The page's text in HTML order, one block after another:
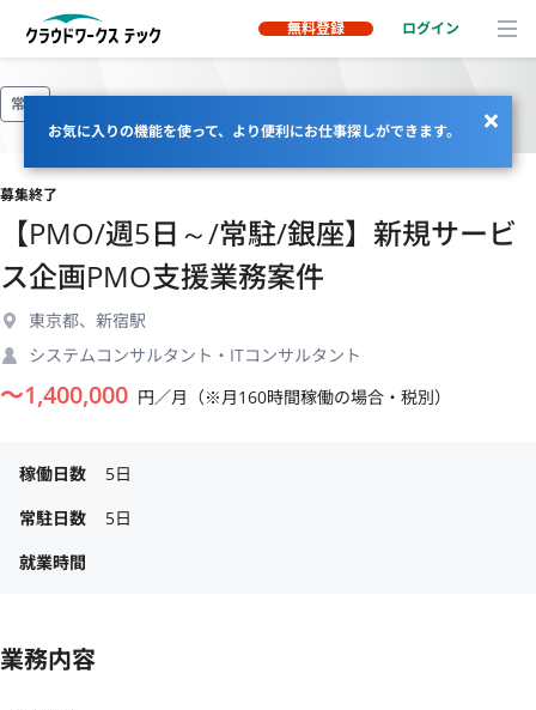
無料登録 ログイン
お気に入りの機能を使って、より便利にお仕事探しができます。
常駐
募集終了
【PMO/週5日～/常駐/銀座】新規サービ
ス企画PMO支援業務案件
東京都、新宿駅
システムコンサルタント・ITコンサルタント
〜1,400,000 円／月（※月160時間稼働の場合・税別）
稼働日数
5日
常駐日数
5日
就業時間
業務内容